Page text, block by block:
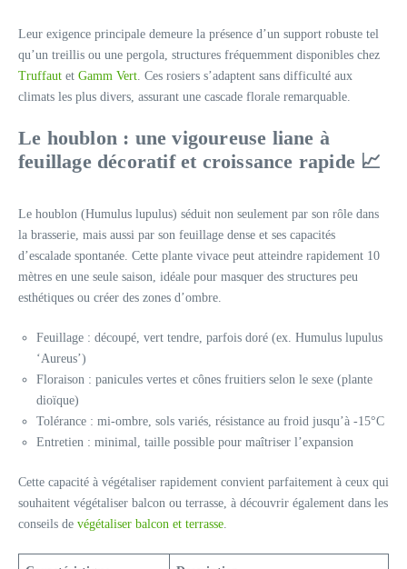
Leur exigence principale demeure la présence d’un support robuste tel
qu’un treillis ou une pergola, structures fréquemment disponibles chez
Truffaut et Gamm Vert. Ces rosiers s’adaptent sans difficulté aux
climats les plus divers, assurant une cascade florale remarquable.
Le houblon : une vigoureuse liane à
feuillage décoratif et croissance rapide 📈
Le houblon (Humulus lupulus) séduit non seulement par son rôle dans
la brasserie, mais aussi par son feuillage dense et ses capacités
d’escalade spontanée. Cette plante vivace peut atteindre rapidement 10
mètres en une seule saison, idéale pour masquer des structures peu
esthétiques ou créer des zones d’ombre.
Feuillage : découpé, vert tendre, parfois doré (ex. Humulus lupulus
‘Aureus’)
Floraison : panicules vertes et cônes fruitiers selon le sexe (plante
dioïque)
Tolérance : mi-ombre, sols variés, résistance au froid jusqu’à -15°C
Entretien : minimal, taille possible pour maîtriser l’expansion
Cette capacité à végétaliser rapidement convient parfaitement à ceux qui
souhaitent végétaliser balcon ou terrasse, à découvrir également dans les
conseils de végétaliser balcon et terrasse.